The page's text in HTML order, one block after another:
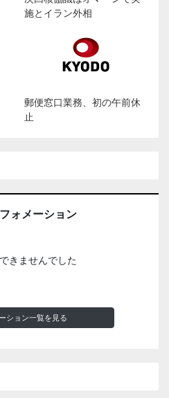
施とイラン外相
郵便窓口業務、初の午前休
止
ォメーション
きませんでした
ション一覧を見る